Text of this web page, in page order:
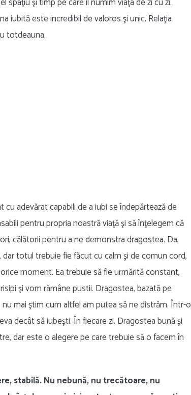
iubită este incredibil de valoros şi unic. Relaţia
totdeauna.
adevărat capabili de a iubi se îndepărtează de
pentru propria noastră viaţă şi să înţelegem că
călătorii pentru a ne demonstra dragostea. Da,
totul trebuie fie făcut cu calm şi de comun cord,
moment. Ea trebuie să fie urmărită constant,
şi vom rămâne pustii. Dragostea, bazată pe
mai ştim cum altfel am putea să ne distrăm. Într-o
decât să iubeşti. În fiecare zi. Dragostea bună şi
dar este o alegere pe care trebuie să o facem în
stabilă. Nu nebună, nu trecătoare, nu